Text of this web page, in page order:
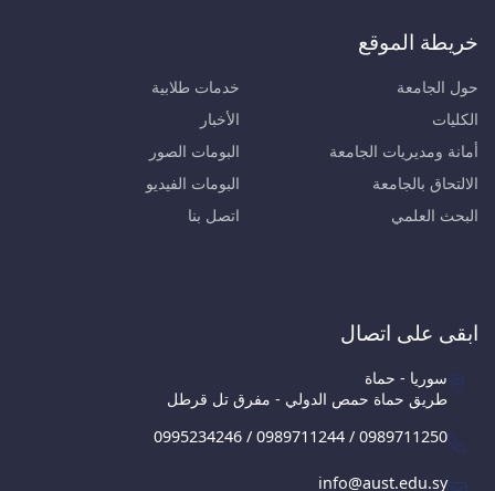
خريطة الموقع
حول الجامعة
الكليات
أمانة ومديريات الجامعة
الالتحاق بالجامعة
البحث العلمي
خدمات طلابية
الأخبار
البومات الصور
البومات الفيديو
اتصل بنا
ابقى على اتصال
سوريا - حماة
طريق حماة حمص الدولي - مفرق تل قرطل
0995234246 / 0989711244 / 0989711250
info@aust.edu.sy